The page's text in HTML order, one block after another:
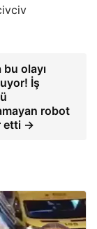
bu olayı
İş
robot
etti →